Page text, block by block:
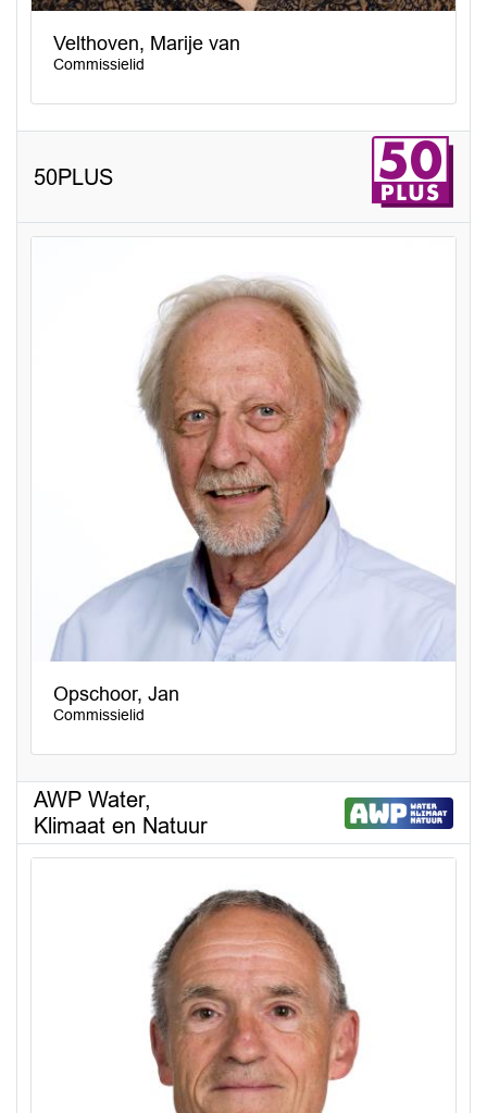
Velthoven, Marije van
Commissielid
50PLUS
Opschoor, Jan
Commissielid
AWP Water,
Klimaat en Natuur